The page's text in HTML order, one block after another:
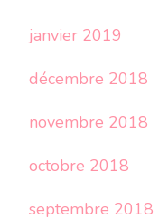
janvier 2019
décembre 2018
novembre 2018
octobre 2018
septembre 2018